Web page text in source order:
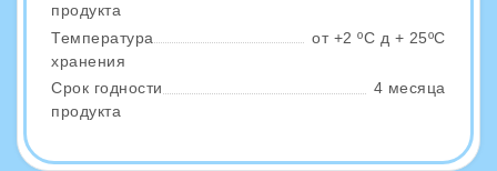
продукта
Температура
хранения
от +2 ºС д + 25ºС
Срок годности
продукта
4 месяца